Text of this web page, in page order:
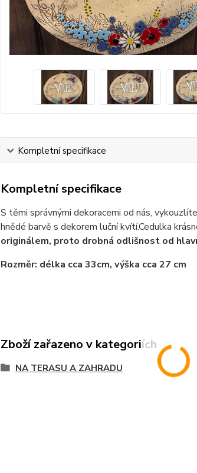
Kompletní specifikace
Kompletní specifikace
S těmi správnými dekoracemi od nás,
hnědé barvě s dekorem luční kvítí.Cedulka
originálem, proto drobná odlišnost od
Rozměr: délka cca 33cm, výška cca 27 cm
Zboží zařazeno v kategoriích
NA TERASU A ZAHRADU